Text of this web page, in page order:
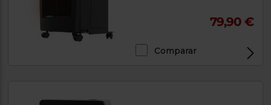
79,90 €
Comparar